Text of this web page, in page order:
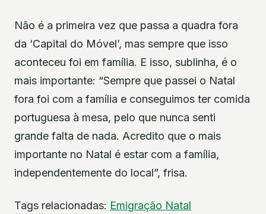
Não é a primeira vez que passa a quadra fora
da ‘Capital do Móvel’, mas sempre que isso
aconteceu foi em família. E isso, sublinha, é o
mais importante: “Sempre que passei o Natal
fora foi com a família e conseguimos ter comida
portuguesa à mesa, pelo que nunca senti
grande falta de nada. Acredito que o mais
importante no Natal é estar com a família,
independentemente do local”, frisa.
Tags relacionadas: Emigração Natal